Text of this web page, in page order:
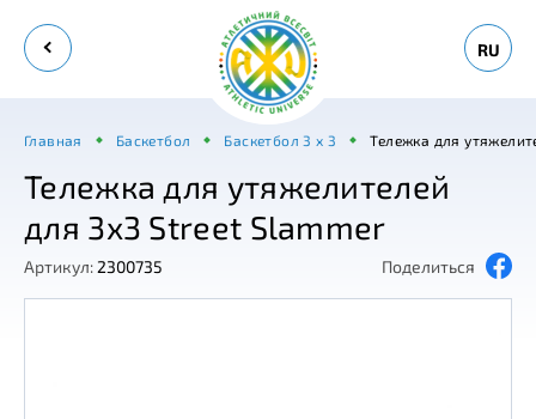
RU
Главная Баскетбол Баскетбол 3 х 3 Тележка для
Артикул: 2300735 Поделиться
Тележка для утяжелителей
для 3x3 Street Slammer